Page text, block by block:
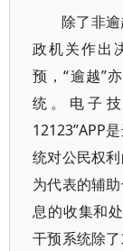
除了非
政机关作出
预，“逾越”
统。电子
12123”APP
统对公民权
为代表的辅
息的收集和
干预系统除